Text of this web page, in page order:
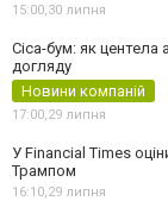
15:00,30 липня
Cica-бум: як центела
догляду
Новини компаній
17:00,29 липня
У Financial Times
Трампом
16:10,29 липня